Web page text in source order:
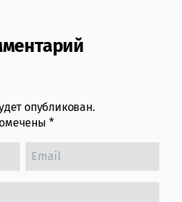
опубликован.
*